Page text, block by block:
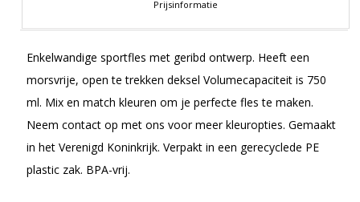
Prijsinformatie
Enkelwandige sportfles met geribd ontwerp. Heeft een
morsvrije, open te trekken deksel Volumecapaciteit is 750
ml. Mix en match kleuren om je perfecte fles te maken.
Neem contact op met ons voor meer kleuropties. Gemaakt
in het Verenigd Koninkrijk. Verpakt in een gerecyclede PE
plastic zak. BPA-vrij.